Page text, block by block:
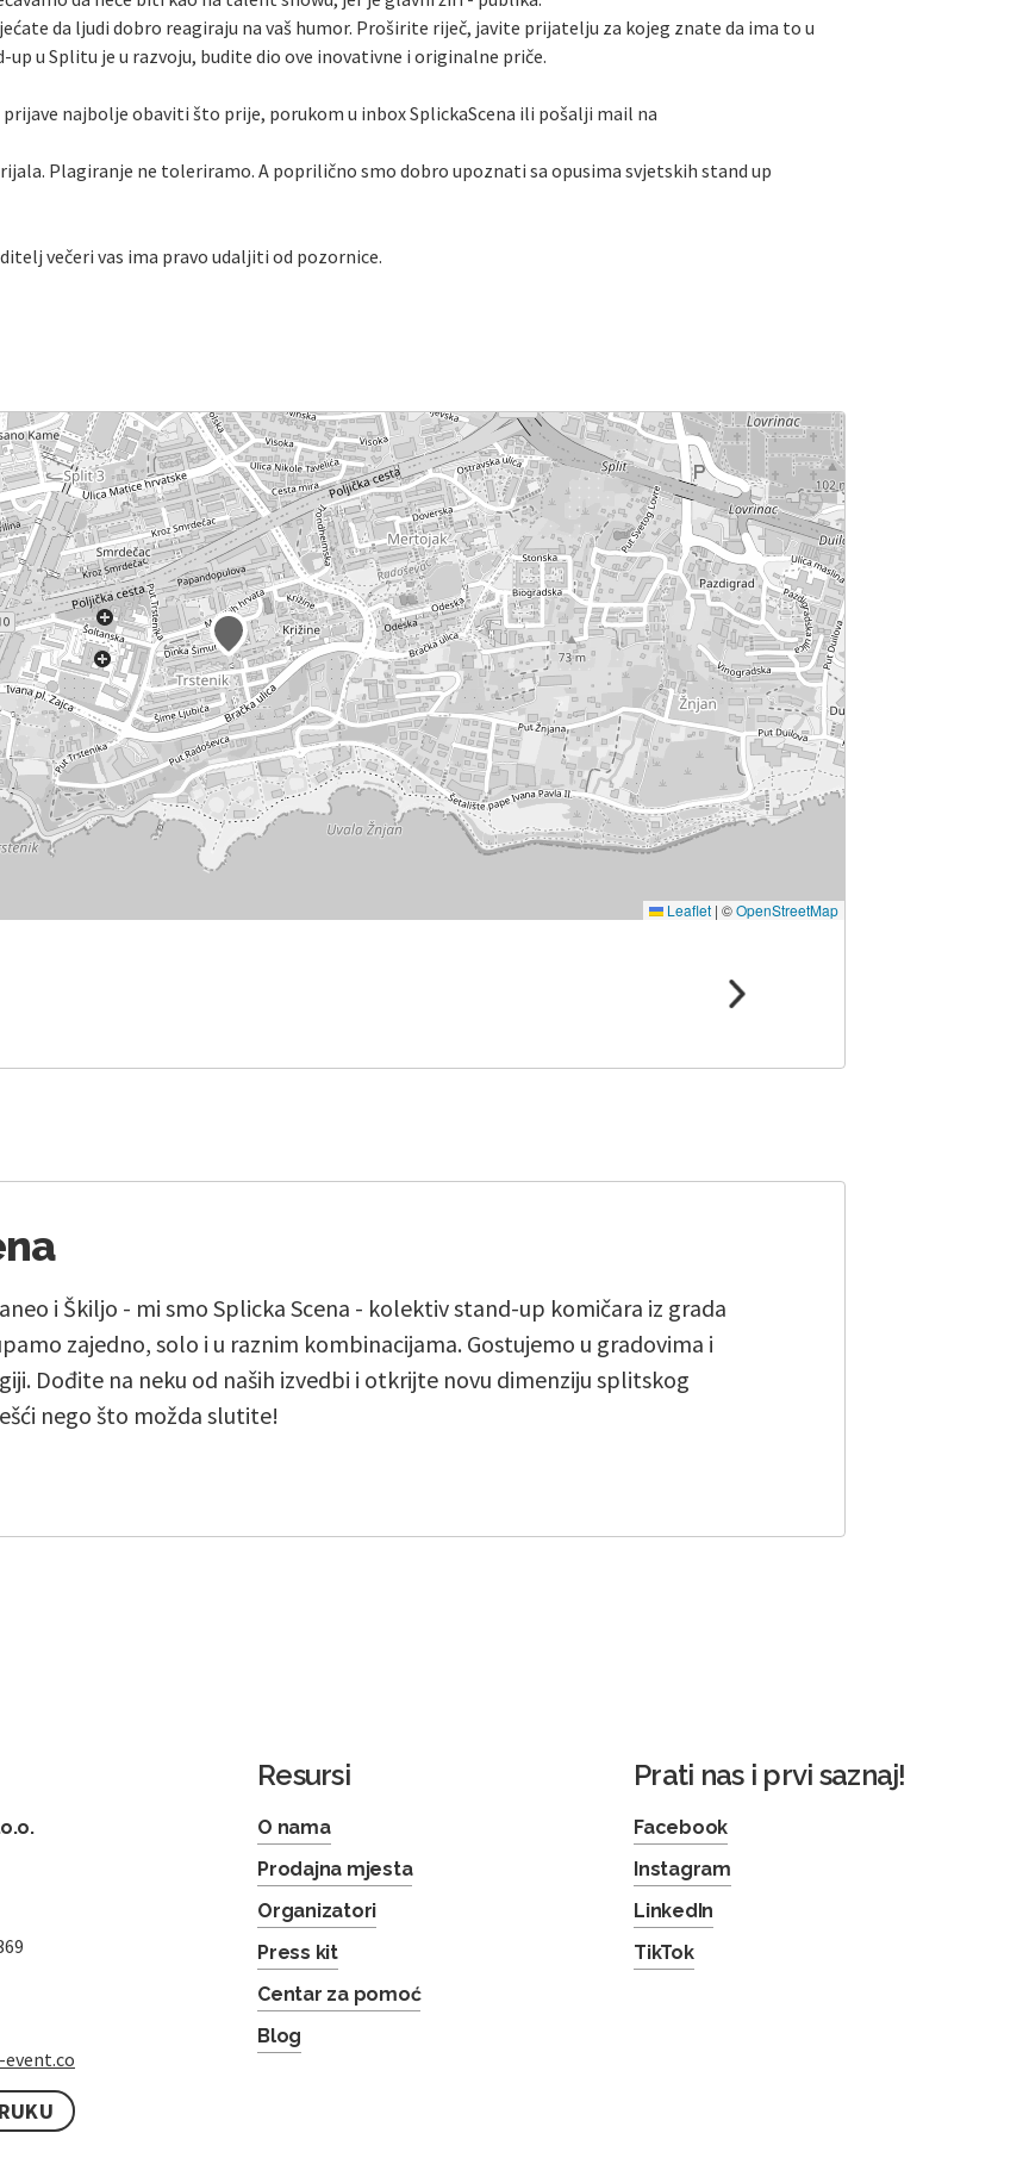
da ljudi dobro reagiraju na vaš humor. Proširite riječ, javite prijatelju za kojeg znate da ima to u
up u Splitu je u razvoju, budite dio ove inovativne i originalne priče.
najbolje obaviti što prije, porukom u inbox SplickaScena ili pošalji mail na
Plagiranje ne toleriramo. A poprilično smo dobro upoznati sa opusima svjetskih stand up
večeri vas ima pravo udaljiti od pozornice.
Leaflet | ©OpenStreetMap
i Škiljo - mi smo Splicka Scena - kolektiv stand-up komičara iz grada
zajedno, solo i u raznim kombinacijama. Gostujemo u gradovima i
Dođite na neku od naših izvedbi i otkrijte novu dimenziju splitskog
nego što možda slutite!
Resursi
O nama
Prodajna mjesta
Organizatori
Press kit
Centar za pomoć
Blog
Prati nas i prvi saznaj!
Facebook
Instagram
LinkedIn
TikTok